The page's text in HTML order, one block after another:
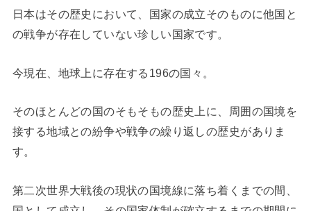
日本はその歴史において、国家の成立そのものに他国と
の戦争が存在していない珍しい国家です。
今現在、地球上に存在する196の国々。
そのほとんどの国のそもそもの歴史上に、周囲の国境を
接する地域との紛争や戦争の繰り返しの歴史がありま
す。
第二次世界大戦後の現状の国境線に落ち着くまでの間、